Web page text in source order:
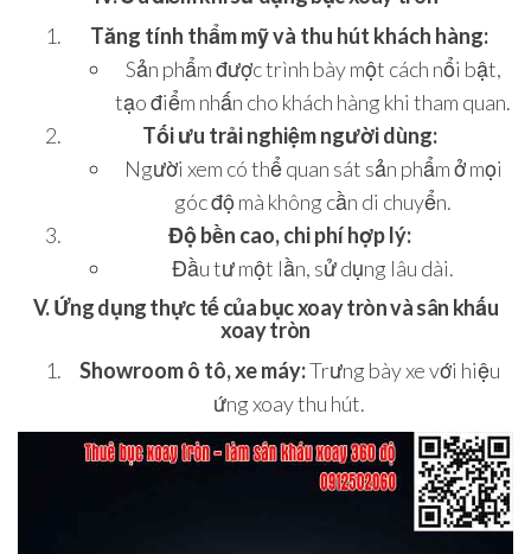
Tăng tính thẩm mỹ và thu hút khách hàng:
Sản phẩm được trình bày một cách nổi bật,
tạo điểm nhấn cho khách hàng khi tham quan.
Tối ưu trải nghiệm người dùng:
Người xem có thể quan sát sản phẩm ở mọi
góc độ mà không cần di chuyển.
Độ bền cao, chi phí hợp lý:
Đầu tư một lần, sử dụng lâu dài.
V. Ứng dụng thực tế của bục xoay tròn và sân khấu
xoay tròn
Showroom ô tô, xe máy:Trưng bày xe với hiệu
ứng xoay thu hút.